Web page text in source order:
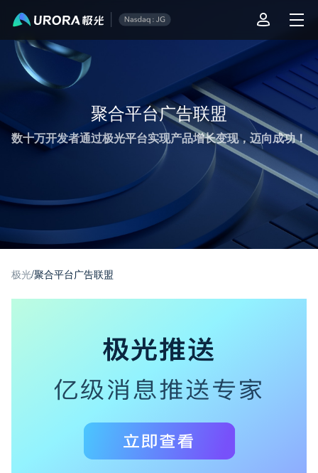
聚合平台广告联盟
数十万开发者通过极光平台实现产品增长变现，迈向成功！
极光/聚合平台广告联盟